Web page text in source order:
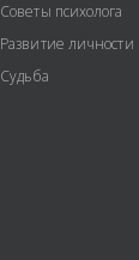
Советы психолога
Развитие личности
Судьба